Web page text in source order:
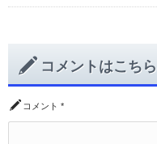
コメントはこちら
コメント *